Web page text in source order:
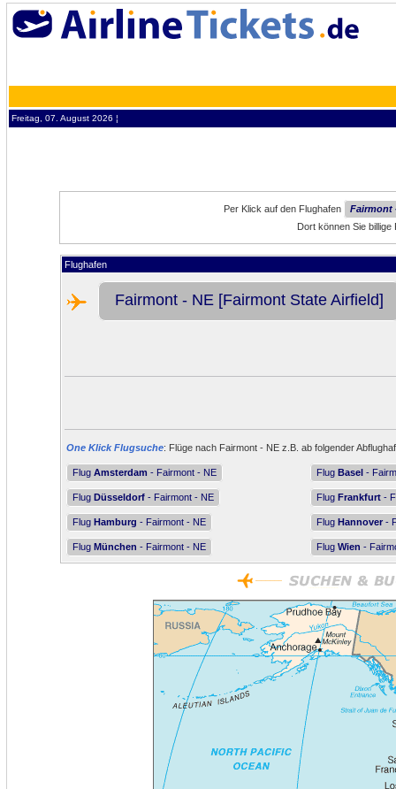
Freitag, 07. August 2026 ¦
Per Klick auf den Flughafen
Fairmont
Dort können Sie
Flughafen
Fairmont - NE [Fairmont State Airfield]
One Klick Flugsuche: Flüge nach Fairmont - NE z.B. ab folgender
Flug Amsterdam - Fairmont - NE Flug Basel -
Flug Düsseldorf - Fairmont - NE Flug Frankfurt -
Flug Hamburg - Fairmont - NE Flug Hannover -
Flug München - Fairmont - NE Flug Wien -